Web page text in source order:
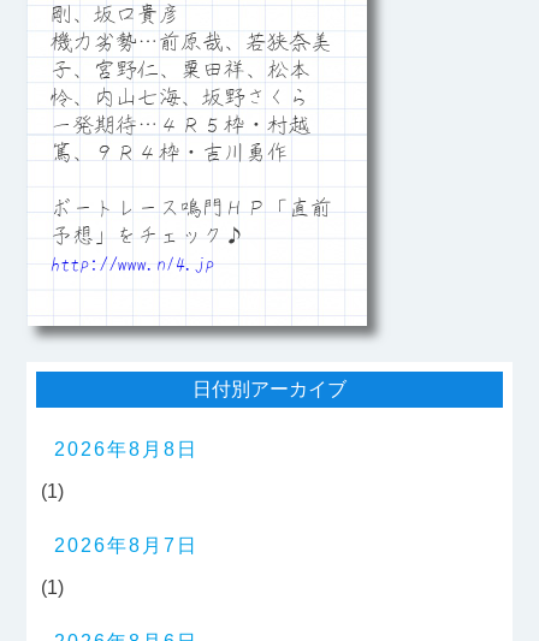
剛、坂口貴彦
機力劣勢…前原哉、若狭奈美
子、宮野仁、粟田祥、松本
怜、内山七海、坂野さくら
一発期待…４Ｒ５枠・村越
篤、９Ｒ４枠・吉川勇作
ボートレース鳴門ＨＰ「直前
予想」をチェック♪
http://www.n14.jp
日付別アーカイブ
2026年8月8日
(1)
2026年8月7日
(1)